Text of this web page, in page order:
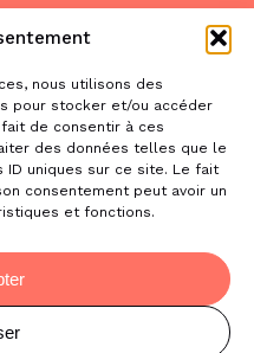
nous utilisons des
pour stocker et/ou accéder
de consentir à ces
des données telles que le
ID uniques sur ce site. Le fait
consentement peut avoir un
et fonctions.